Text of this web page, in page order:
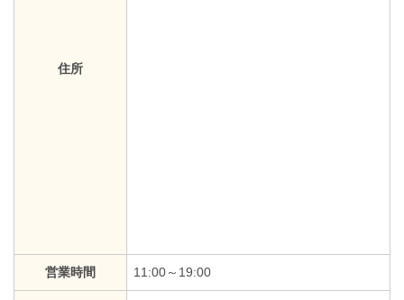
住所
営業時間 11:00～19:00